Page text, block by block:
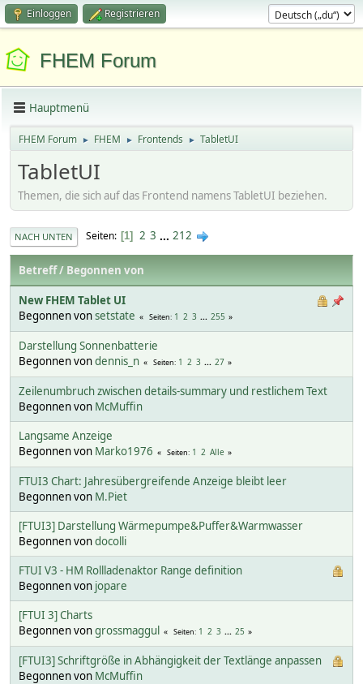
Einloggen Registrieren
FHEM Forum
Hauptmenü
FHEM Forum ► FHEM ► Frontends ► TabletUI
TabletUI
Themen, die sich auf das Frontend namens TabletUI beziehen.
NACH UNTEN Seiten 1 2 3 ... 212
Betreff/ Begonnen von
New FHEM Tablet UI
Begonnen vonsetstate Seiten 1 2 3 ... 255
Darstellung Sonnenbatterie
Begonnen vondennis_n Seiten 1 2 3 ... 27
Zeilenumbruch zwischen details-summary und restlichem Text
Begonnen von McMuffin
Langsame Anzeige
Begonnen von Marko1976 Seiten 1 2 Alle
FTUI3 Chart: Jahresübergreifende Anzeige bleibt leer
Begonnen von M.Piet
[FTUI3] Darstellung Wärmepumpe&Puffer&Warmwasser
Begonnen vondocolli
FTUI V3 - HM Rollladenaktor Range definition
Begonnen von jopare
[FTUI 3] Charts
Begonnen vongrossmaggul Seiten 1 2 3 ... 25
[FTUI3] Schriftgröße in Abhängigkeit der Textlänge anpassen
Begonnen von McMuffin